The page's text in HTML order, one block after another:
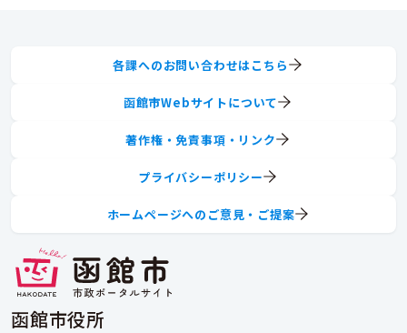
函館市役所
各課へのお問い合わせはこちら
函館市Webサイトについて
著作権・免責事項・リンク
プライバシーポリシー
ホームページへのご意見・ご提案